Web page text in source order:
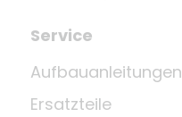
Service
Aufbauanleitungen
Ersatzteile